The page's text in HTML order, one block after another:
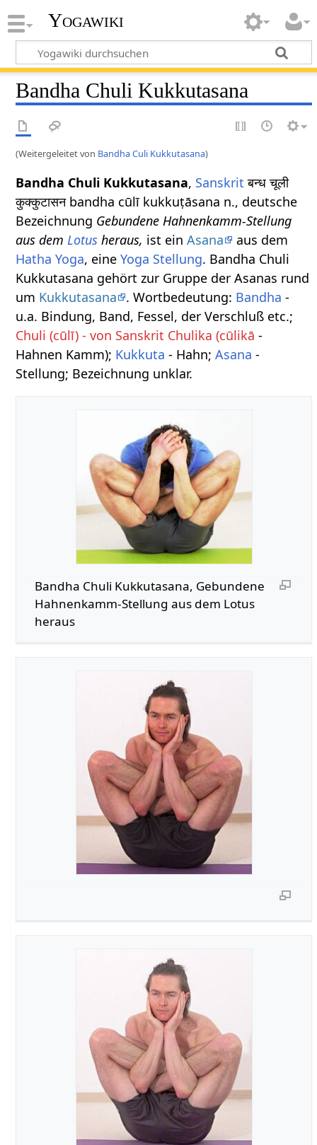
Yogawiki
Bandha Chuli Kukkutasana
(Weitergeleitet von Bandha Culi Kukkutasana)
Bandha Chuli Kukkutasana, Sanskrit बन्ध चूली
कुक्कुटासन bandha cūlī kukkuṭāsana n., deutsche
Bezeichnung Gebundene Hahnenkamm-Stellung
aus demLotus heraus, ist einAsana
aus dem
Hatha Yoga, eineYoga Stellung. Bandha Chuli
Kukkutasana gehört zur Gruppe der Asanas rund
um Kukkutasana . Wortbedeutung: Bandha -
u.a. Bindung, Band, Fessel, der Verschluß etc.;
Chuli (cūlī) - von Sanskrit Chulika (cūlikā -
Hahnen Kamm); Kukkuta - Hahn;Asana -
Stellung; Bezeichnung unklar.
Bandha Chuli Kukkutasana, Gebundene
Hahnenkamm-Stellung aus dem Lotus
heraus